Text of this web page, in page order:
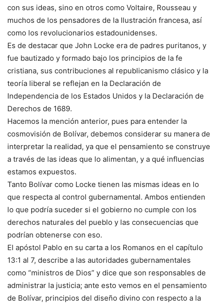
con sus ideas, sino en otros como Voltaire, Rousseau y
muchos de los pensadores de la Ilustración francesa, así
como los revolucionarios estadounidenses.
Es de destacar que John Locke era de padres puritanos, y
fue bautizado y formado bajo los principios de la fe
cristiana, sus contribuciones al republicanismo clásico y la
teoría liberal se reflejan en la Declaración de
Independencia de los Estados Unidos y la Declaración de
Derechos de 1689.
Hacemos la mención anterior, pues para entender la
cosmovisión de Bolívar, debemos considerar su manera de
interpretar la realidad, ya que el pensamiento se construye
a través de las ideas que lo alimentan, y a qué influencias
estamos expuestos.
Tanto Bolívar como Locke tienen las mismas ideas en lo
que respecta al control gubernamental. Ambos entienden
lo que podría suceder si el gobierno no cumple con los
derechos naturales del pueblo y las consecuencias que
podrían obtenerse con eso.
El apóstol Pablo en su carta a los Romanos en el capítulo
13:1 al 7, describe a las autoridades gubernamentales
como “ministros de Dios” y dice que son responsables de
administrar la justicia; ante esto vemos en el pensamiento
de Bolívar, principios del diseño divino con respecto a la